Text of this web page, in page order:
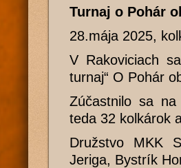
Turnaj o Pohár
28.mája 2025,
V Rakoviciach
turnaj“ O Pohár
Zúčastnilo sa
teda 32 kolkárok
Družstvo MKK
Jeriga, Bystrík